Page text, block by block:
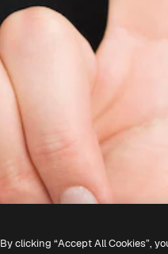
By clicking “Accept All Cookies”,